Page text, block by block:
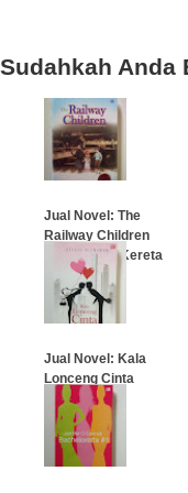
Sudahkah Anda
Jual Novel: The
Railway Children
(Anak-anak Kereta
Jual Novel: Kala
Lonceng Cinta
Berdentang
…